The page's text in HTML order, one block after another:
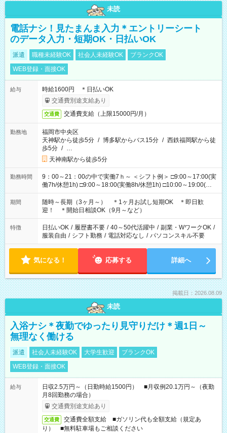
未読
電話ナシ！見たまんま入力＊エントリーシート
のデータ入力・短期OK・日払いOK
派遣 職種未経験OK 社会人未経験OK
ブランクOK
WEB登録・面接OK
給与
時給1600円 ＊日払いOK
交通費別途支給あり
交通費 交通費支給（上限15000円/月）
勤務地
福岡市中央区
天神駅から徒歩5分 / 博多駅からバス15分 / 西鉄福岡駅から徒
歩5分 / …
天神南駅から徒歩5分
勤務時間
9：00～21：00の中で実働7ｈ～ ＜シフト例＞ □9:00～17:00(実
働7h/休憩1h) □9:00～18:00(実働8h/休憩1h) □10:00～19:00(実
働8h/休憩1h) □11:00～20:00(実働8h/休憩1h) □12:00～20:00(実
働7h/休憩1h) □12:00～21:00(実働7h/休憩1h) ＊固定OK ＊選べ
る時間帯！
期間
随時～長期（3ヶ月～） ＊1ヶ月お試し短期OK ＊即日歓
迎！ ＊開始日相談OK（9月～など）
特徴 日払いOK / 履歴書不要 / 40～50代活躍中 / 副業・WワークOK /
服装自由 / シフト勤務 / 電話対応なし / パソコンスキル不要
気になる！ 応募する 詳細へ
掲載日：2026.08.09
未読
入浴ナシ＊夜勤でゆったり見守りだけ＊週1日～
無理なく働ける
派遣 社会人未経験OK 大学生歓迎
ブランクOK
WEB登録・面接OK
給与
日収2.5万円～（日勤時給1500円） ■月収例20.1万円～（夜勤
月8回勤務の場合）
交通費別途支給あり
交通費
交通費全額支給 ■ガソリン代も全額支給（規定あ
り） ■無料駐車場もご相談ください